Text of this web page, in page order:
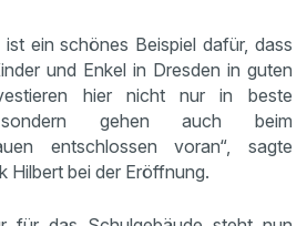
ist ein schönes Beispiel dafür, dass
und Enkel in Dresden in guten
hier nicht nur in beste
sondern gehen auch beim
entschlossen voran“, sagte
Hilbert bei der Eröffnung.